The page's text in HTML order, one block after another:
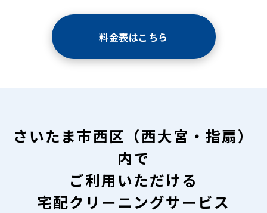
料金表はこちら
さいたま市西区（西大宮・指扇）
内で
ご利用いただける
宅配クリーニングサービス